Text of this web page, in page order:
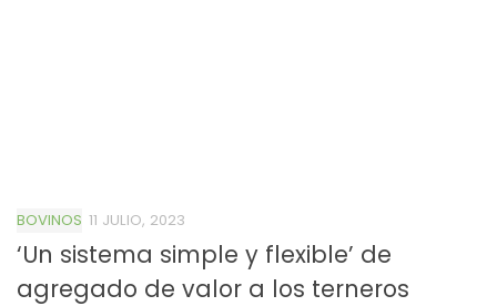
BOVINOS 11 JULIO, 2023
‘Un sistema simple y flexible’ de
agregado de valor a los terneros